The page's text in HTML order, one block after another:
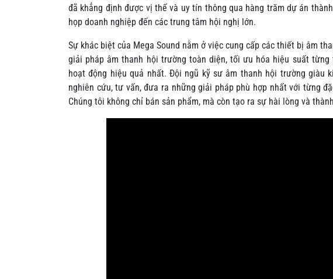
đã khẳng định được vị thế và uy tín thông qua hàng trăm dự án
họp doanh nghiệp đến các trung tâm hội nghị lớn.
Sự khác biệt của Mega Sound nằm ở việc cung cấp các thiết bị âm
giải pháp âm thanh hội trường toàn diện, tối ưu hóa hiệu suất
hoạt động hiệu quả nhất. Đội ngũ kỹ sư âm thanh hội trường giàu
nghiên cứu, tư vấn, đưa ra những giải pháp phù hợp nhất với từng
Chúng tôi không chỉ bán sản phẩm, mà còn tạo ra sự hài lòng và